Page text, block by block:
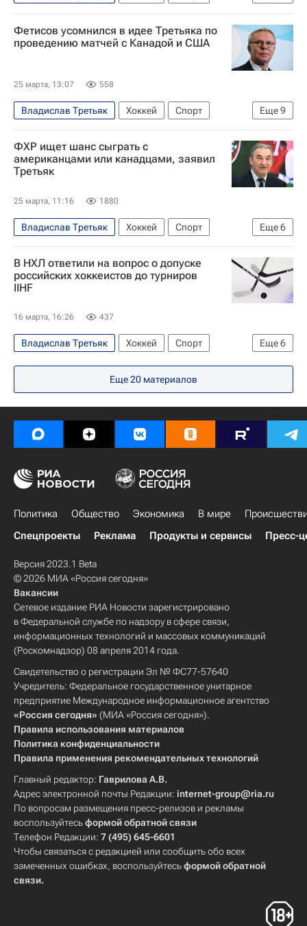
Люк Тардиф
Материалы РИА Спорт
Авторы РИА Новости Спорт
Россия
США Канада
Борис Майоров
Сергей Стиллавин
Международная федерация хоккея (IIHF)
Фетисов усомнился в идее Третьяка по
проведению матчей с Канадой и США
25 марта, 13:07 558
Еще9
Владислав Третьяк Хоккей
Спорт
Канада
США
Россия
Вячеслав Фетисов
Сергей Стиллавин
Федерация хоккея России (ФХР)
Международная федерация хоккея (IIHF)
Госдума РФ
Национальная хоккейная лига (НХЛ)
ФХР ищет шанс сыграть с
американцами или канадцами, заявил
Третьяк
25 марта, 11:16 1880
Еще6
Владислав Третьяк Хоккей
Спорт
Россия
Белоруссия
США
Сергей Стиллавин
Федерация хоккея России (ФХР)
Международная федерация хоккея (IIHF)
В НХЛ ответили на вопрос о допуске
российских хоккеистов до турниров
IIHF
16 марта, 16:26 437
Еще6
Владислав Третьяк Хоккей
Спорт
Россия
Белоруссия
Украина
Международная федерация хоккея (IIHF)
Федерация хоккея России (ФХР)
Еще20 материалов
Политика Общество Экономика В мире
Спецпроекты
Реклама Продукты и сервисы Пресс-
Версия 2023.1 Beta
© 2026 МИА «Россия сегодня»
Вакансии
Сетевое издание РИА Новости зарегистрировано
в Федеральной службе по надзору в сфере связи,
информационных технологий и массовых коммуникаций
(Роскомнадзор) 08 апреля 2014 года.
Свидетельство о регистрации Эл № ФС77-57640
Учредитель: Федеральное государственное унитарное
предприятие Международное информационное агентство
«Россия сегодня» (МИА «Россия сегодня»).
Правила использования материалов
Политика конфиденциальности
Правила применения рекомендательных технологий
Главный редактор: Гаврилова А.В.
Адрес электронной почты Редакции: internet-group@ria.ru
По вопросам размещения пресс-релизов и рекламы
воспользуйтесьформой обратной связи
Телефон Редакции: 7 (495) 645-6601
Чтобы связаться с редакцией или сообщить обо всех
замеченных ошибках, воспользуйтесьформой обратной
связи.